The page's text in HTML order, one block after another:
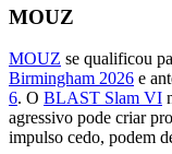
MOUZ
MOUZ se qualificou
Birmingham 2026 e
6. O BLAST Slam VI
agressivo pode criar
impulso cedo, podem